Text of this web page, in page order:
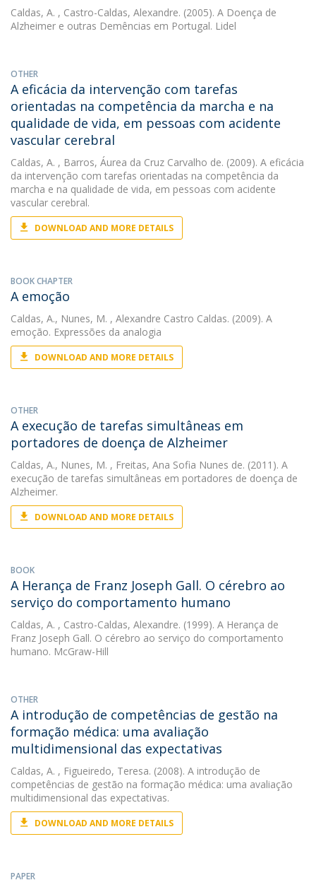
Caldas, A. , Castro-Caldas, Alexandre. (2005). A Doença de
Alzheimer e outras Demências em Portugal. Lidel
OTHER
A eficácia da intervenção com tarefas
orientadas na competência da marcha e na
qualidade de vida, em pessoas com acidente
vascular cerebral
Caldas, A. , Barros, Áurea da Cruz Carvalho de. (2009). A eficácia
da intervenção com tarefas orientadas na competência da
marcha e na qualidade de vida, em pessoas com acidente
vascular cerebral.
DOWNLOAD AND MORE DETAILS
BOOK CHAPTER
A emoção
Caldas, A., Nunes, M. , Alexandre Castro Caldas. (2009). A
emoção. Expressões da analogia
DOWNLOAD AND MORE DETAILS
OTHER
A execução de tarefas simultâneas em
portadores de doença de Alzheimer
Caldas, A., Nunes, M. , Freitas, Ana Sofia Nunes de. (2011). A
execução de tarefas simultâneas em portadores de doença de
Alzheimer.
DOWNLOAD AND MORE DETAILS
BOOK
A Herança de Franz Joseph Gall. O cérebro ao
serviço do comportamento humano
Caldas, A. , Castro-Caldas, Alexandre. (1999). A Herança de
Franz Joseph Gall. O cérebro ao serviço do comportamento
humano. McGraw-Hill
OTHER
A introdução de competências de gestão na
formação médica: uma avaliação
multidimensional das expectativas
Caldas, A. , Figueiredo, Teresa. (2008). A introdução de
competências de gestão na formação médica: uma avaliação
multidimensional das expectativas.
DOWNLOAD AND MORE DETAILS
PAPER